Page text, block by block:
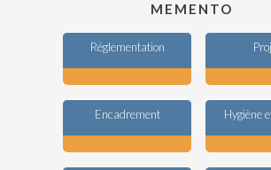
MEMENTO
Réglementation
Encadrement Hygiène